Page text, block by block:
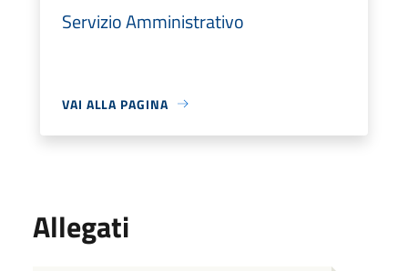
Servizio Amministrativo
VAI ALLA PAGINA
Allegati